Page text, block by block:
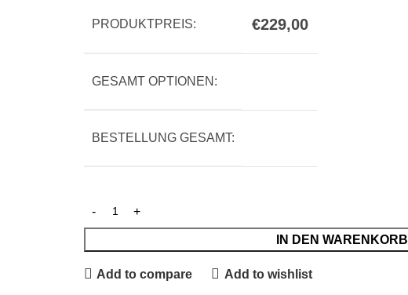
PRODUKTPREIS: €229,00
GESAMT OPTIONEN:
BESTELLUNG GESAMT:
IN DEN WARENKORB
Add to compare Add to wishlist